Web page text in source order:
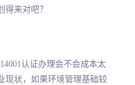
得来对吧？
认证办理会不会成本太
现状，如果环境管理基础较